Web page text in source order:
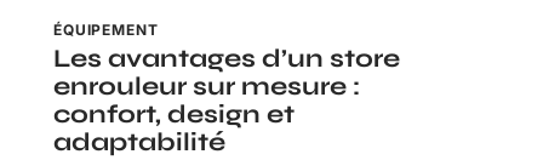
ÉQUIPEMENT
Les avantages d’un store
enrouleur sur mesure :
confort, design et
adaptabilité